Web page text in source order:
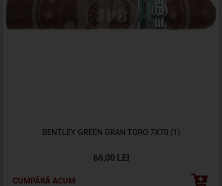
BENTLEY GREEN GRAN TORO 7X70 (1)
66,00 LEI
CUMPĂRĂ ACUM